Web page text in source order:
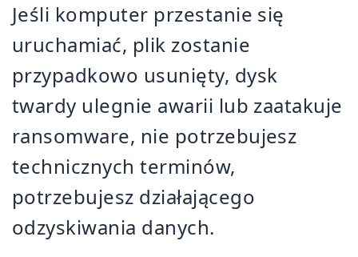
Jeśli komputer przestanie się
uruchamiać, plik zostanie
przypadkowo usunięty, dysk
twardy ulegnie awarii lub zaatakuje
ransomware, nie potrzebujesz
technicznych terminów,
potrzebujesz działającego
odzyskiwania danych.